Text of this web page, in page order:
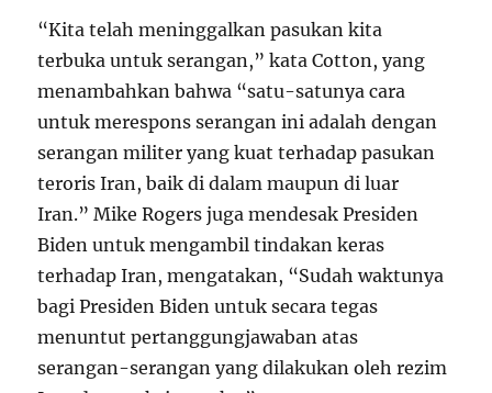
“Kita telah meninggalkan pasukan kita
terbuka untuk serangan,” kata Cotton, yang
menambahkan bahwa “satu-satunya cara
untuk merespons serangan ini adalah dengan
serangan militer yang kuat terhadap pasukan
teroris Iran, baik di dalam maupun di luar
Iran.” Mike Rogers juga mendesak Presiden
Biden untuk mengambil tindakan keras
terhadap Iran, mengatakan, “Sudah waktunya
bagi Presiden Biden untuk secara tegas
menuntut pertanggungjawaban atas
serangan-serangan yang dilakukan oleh rezim